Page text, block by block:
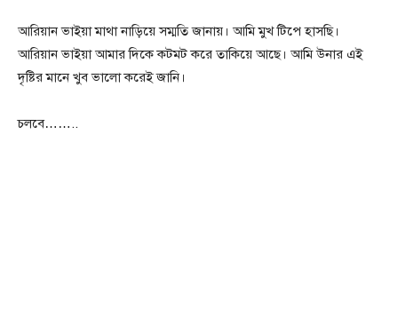
আরিয়ান ভাইয়া মাথা নাড়িয়ে সম্মতি জানায়। আমি মুখ টিপে হাসছি।
আরিয়ান ভাইয়া আমার দিকে কটমট করে তাকিয়ে আছে। আমি উনার এই
দৃষ্টির মানে খুব ভালো করেই জানি।
চলবে……..